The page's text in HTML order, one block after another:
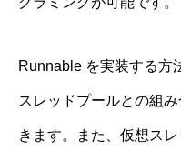
Runnable を実装する方
スレッドプールとの組
きます。また、仮想ス